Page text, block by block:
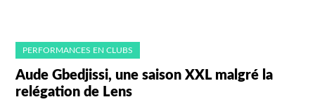
PERFORMANCES EN CLUBS
Aude Gbedjissi, une saison XXL malgré la
relégation de Lens